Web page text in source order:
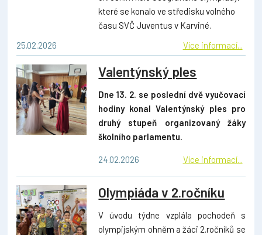
které se konalo ve středisku volného
času SVČ Juventus v Karviné.
25.02.2026
Více informací...
Valentýnský ples
Dne 13. 2. se poslední dvě vyučovací
hodiny konal Valentýnský ples pro
druhý stupeň organizovaný žáky
školního parlamentu.
24.02.2026 Více informací...
Olympiáda v 2.ročníku
V úvodu týdne vzplála pochodeň s
olympijským ohněm a žáci 2.ročníků se